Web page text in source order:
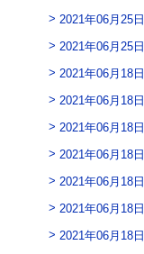
2021年06月25日
2021年06月25日
2021年06月18日
2021年06月18日
2021年06月18日
2021年06月18日
2021年06月18日
2021年06月18日
2021年06月18日